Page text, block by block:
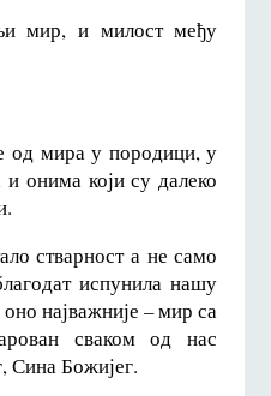
мир, и милост међу
од мира у породици, у
онима који су далеко
стварност а не само
испунила нашу
најважније – мир са
сваком од нас
Сина Божијег.